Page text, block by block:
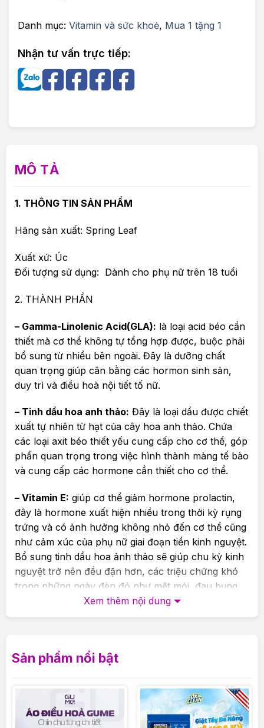
Danh mục: Vitamin và sức khoẻ, Mua 1 tặng 1
Nhận tư vấn trực tiếp:
MÔ TẢ
1. THÔNG TIN SẢN PHẨM
Hãng sản xuất: Spring Leaf
Xuất xứ: Úc
Đối tượng sử dụng: Dành cho phụ nữ trên 18 tuổi
2. THÀNH PHẦN
– Gamma-Linolenic Acid(GLA): là loại acid béo cần
thiết mà cơ thể không tự tổng hợp được, buộc phải
bổ sung từ nhiều bên ngoài. Đây là dưỡng chất
quan trọng giúp cân bằng các hormon sinh sản,
duy trì và điều hoà nội tiết tố nữ.
– Tinh dầu hoa anh thảo: Đây là loại dầu được chiết
xuất tự nhiên từ hạt của cây hoa anh thảo. Chứa
các loại axit béo thiết yếu cung cấp cho cơ thể, góp
phần quan trọng trong việc hình thành màng tế bào
và cung cấp các hormone cần thiết cho cơ thể.
– Vitamin E: giúp cơ thể giảm hormone prolactin,
đây là hormone xuất hiện nhiều trong thời kỳ rụng
trứng và có ảnh hưởng không nhỏ đến cơ thể cũng
như cảm xúc của phụ nữ giai đoạn tiền kinh nguyệt.
Bổ sung tinh dầu hoa ảnh thảo sẽ giúp chu kỳ kinh
nguyệt trở nên đều đặn hơn, các triệu chứng khó
trong những ngày đèn đỏ như mệt mỏi, đau bụng…
giảm đi đáng kể.
tự tổng hợp được loại chất này mà phải được tác
các chất bổ sung. Loại axit béo này hỗ trợ sự phát
triển của não bộ, giúp thúc đẩy quá trình ghi nhớ và
cải thiện não bộ.
Xem thêm nội dung
Sản phẩm nổi bật